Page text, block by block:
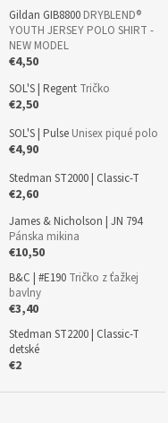
Gildan GIB8800 DRYBLEND®
YOUTH JERSEY POLO SHIRT -
NEW MODEL
€4,50
SOL'S | Regent Tričko
€2,50
SOL'S | Pulse Unisex piqué polo
€4,90
Stedman ST2000 | Classic-T
€2,60
James & Nicholson | JN 794
Pánska mikina
€10,50
B&C | #E190 Tričko z ťažkej
bavlny
€3,40
Stedman ST2200 | Classic-T
detské
€2